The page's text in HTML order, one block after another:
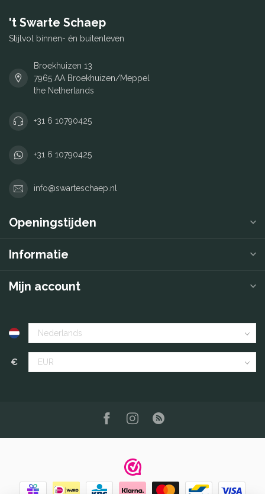
't Swarte Schaep
Stijlvol binnen- én buitenleven
Broekhuizen 13
7965 AA Broekhuizen/Meppel
the Netherlands
+31 6 10790425
+31 6 10790425
info@swarteschaep.nl
Openingstijden
Informatie
Mijn account
€